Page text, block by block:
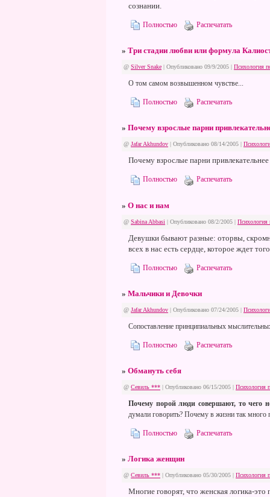
сознании.
Полностью Распечатать
» Три стадии любви или формула
@ Silver Snake | Опубликовано 09/9/2005 | Психология
О том самом возвышенном чувстве...
Полностью Распечатать
» Почему взрослые парни
@ Jafar Akhundov | Опубликовано 08/14/2005 |
Почему взрослые парни
Полностью Распечатать
» О нас и нам
@ Sabina Abbasi | Опубликовано 08/2/2005 | Психология
Девушки бывают разные: оторвы,
всех в нас есть сердце, которое ждет
Полностью Распечатать
» Мальчики и Девочки
@ Jafar Akhundov | Опубликовано 07/24/2005 |
Сопоставление принципиальных
Полностью Распечатать
» Обмануть себя
@ Севиль *** | Опубликовано 06/15/2005 | Психология
Почему порой люди совершают, то чего
думали говорить? Почему в жизни так много
Полностью Распечатать
» Логика женщин
@ Севиль *** | Опубликовано 05/30/2005 | Психология
Многие говорят, что женская логика-